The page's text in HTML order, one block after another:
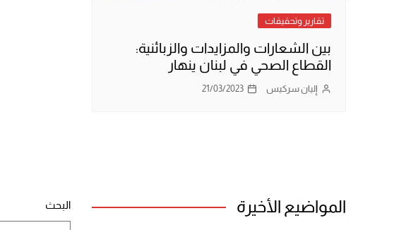
تقارير وتحقيقات
بين الشعارات والمزايدات والزبائنية:
القطاع الصحي في لبنان ينهار
إليان سركيس 21/03/2023
المواضيع الأخيرة البحث